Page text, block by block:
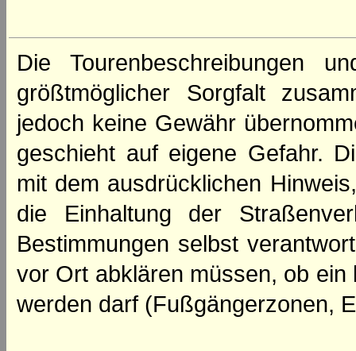
Die Tourenbeschreibungen
größtmöglicher Sorgfalt
jedoch keine Gewähr
geschieht auf eigene Gefahr.
mit dem ausdrücklichen
die Einhaltung der
Bestimmungen selbst
vor Ort abklären müssen, ob
werden darf (Fußgängerzonen,